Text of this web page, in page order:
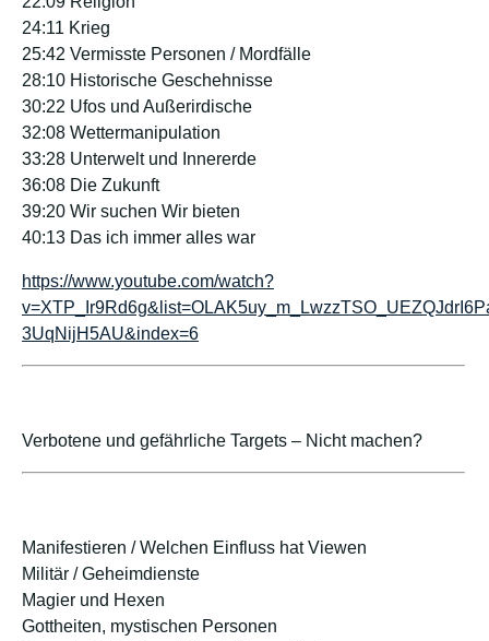
24:11 Krieg
25:42 Vermisste Personen / Mordfälle
28:10 Historische Geschehnisse
30:22 Ufos und Außerirdische
32:08 Wettermanipulation
33:28 Unterwelt und Innererde
36:08 Die Zukunft
39:20 Wir suchen Wir bieten
40:13 Das ich immer alles war
https://www.youtube.com/watch?
3UqNijH5AU&index=6
Verbotene und gefährliche Targets – Nicht machen?
Manifestieren / Welchen Einfluss hat Viewen
Militär / Geheimdienste
Magier und Hexen
Gottheiten, mystischen Personen